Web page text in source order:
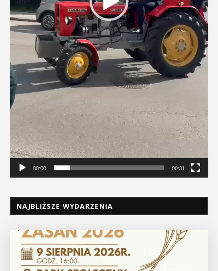
00:00 00:31
NAJBLIŻSZE WYDARZENIA